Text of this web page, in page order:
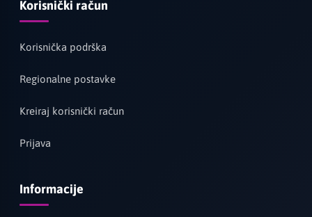
Korisnički račun
Korisnička podrška
Regionalne postavke
Kreiraj korisnički račun
Prijava
Informacije